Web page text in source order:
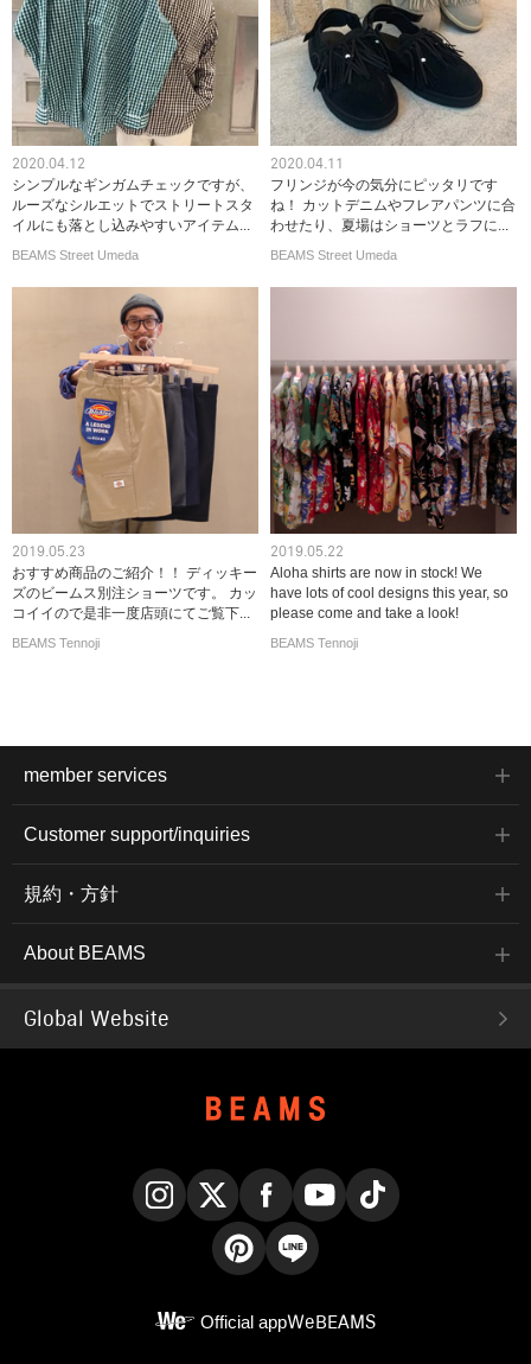
2020.04.12
シンプルなギンガムチェックですが、
ルーズなシルエットでストリートスタ
イルにも落とし込みやすいアイテム...
BEAMS Street Umeda
2020.04.11
フリンジが今の気分にピッタリです
ね！ カットデニムやフレアパンツに合
わせたり、夏場はショーツとラフに...
BEAMS Street Umeda
2019.05.23
おすすめ商品のご紹介！！ ディッキー
ズのビームス別注ショーツです。 カッ
コイイので是非一度店頭にてご覧下...
BEAMS Tennoji
2019.05.22
Aloha shirts are now in stock! We
have lots of cool designs this year, so
please come and take a look!
BEAMS Tennoji
member services
Customer support/inquiries
規約・方針
About BEAMS
Global Website
Official appWeBEAMS